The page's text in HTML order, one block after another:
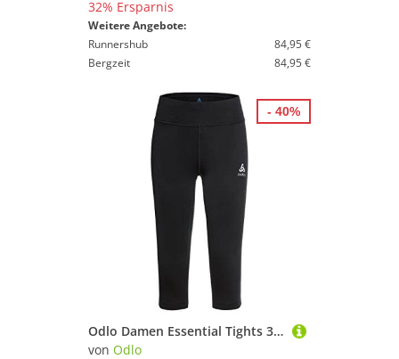
32% Ersparnis
Weitere Angebote:
Runnershub
84,95 €
Bergzeit
84,95 €
Odlo Damen Essential Tights 3/4 Laufbekleidung Lauftight Schwarz - Schwarz S
von Odlo
- 40%